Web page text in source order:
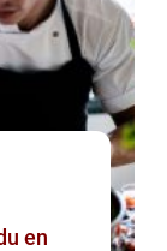
en